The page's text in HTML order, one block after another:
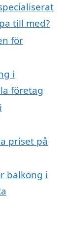
till med?
för
i
företag
priset på
balkong i